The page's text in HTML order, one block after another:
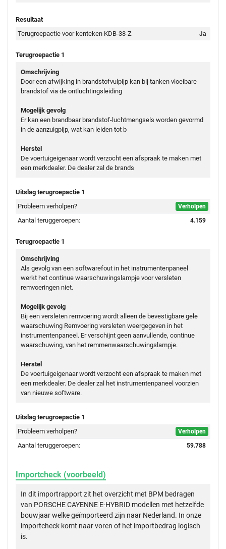
Resultaat
Terugroepactie voor kenteken KDB-38-Z
Ja
Terugroepactie 1
Omschrijving
Door een afwijking in brandstofvulpijp kan bij tanken vloeibare
brandstof via de ontluchtingsleiding
Mogelijk gevolg
Er kan een brandbaar brandstof-luchtmengsels worden gevormd
in de aanzuigpijp, wat kan leiden tot b
Herstel
De voertuigeigenaar wordt verzocht een afspraak te maken met
een merkdealer. De dealer zal de brands
Uitslag terugroepactie 1
Probleem verholpen?
Verholpen
Aantal teruggeroepen: 4.159
Terugroepactie 1
Omschrijving
Als gevolg van een softwarefout in het instrumentenpaneel
werkt het continue waarschuwingslampje voor versleten
remvoeringen niet.
Mogelijk gevolg
Bij een versleten remvoering wordt alleen de bevestigbare gele
waarschuwing Remvoering versleten weergegeven in het
instrumentenpaneel. Er verschijnt geen aanvullende, continue
waarschuwing, van het remmenwaarschuwingslampje.
Herstel
De voertuigeigenaar wordt verzocht een afspraak te maken met
een merkdealer. De dealer zal het instrumentenpaneel voorzien
van nieuwe software.
Uitslag terugroepactie 1
Probleem verholpen?
Verholpen
Aantal teruggeroepen: 59.788
Importcheck (voorbeeld)
In dit importrapport zit het overzicht met BPM bedragen
van PORSCHE CAYENNE E-HYBRID modellen met hetzelfde
bouwjaar welke geïmporteerd zijn naar Nederland. In onze
importcheck komt naar voren of het importbedrag logisch
is.